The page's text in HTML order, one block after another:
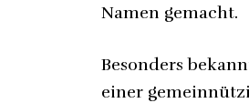
Namen gemacht.
Besonders
einer